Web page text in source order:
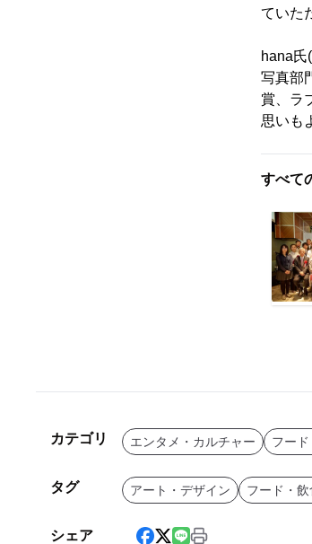
ていた
hana氏
写真部
賞、ラ
思いも
すべて
カテゴリ エンタメ・カルチャー フー
タグ アート・デザイン フード・飲
シェア